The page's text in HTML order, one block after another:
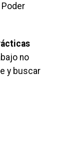
Poder
no
y buscar